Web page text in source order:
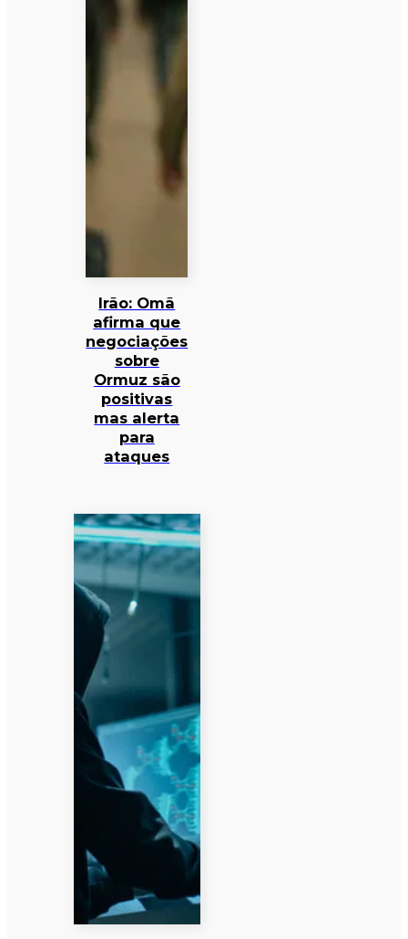
Irão: Omã
afirma que
negociações
sobre
Ormuz são
positivas
mas alerta
para
ataques